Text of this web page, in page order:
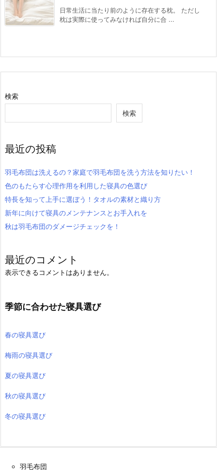
日常生活に当たり前のように存在する枕。 ただし
枕は実際に使ってみなければ自分に合 ...
検索
検索
最近の投稿
羽毛布団は洗えるの？家庭で羽毛布団を洗う方法を知りたい！
色のもたらす心理作用を利用した寝具の色選び
特長を知って上手に選ぼう！タオルの素材と織り方
新年に向けて寝具のメンテナンスとお手入れを
秋は羽毛布団のダメージチェックを！
最近のコメント
表示できるコメントはありません。
季節に合わせた寝具選び
春の寝具選び
梅雨の寝具選び
夏の寝具選び
秋の寝具選び
冬の寝具選び
羽毛布団